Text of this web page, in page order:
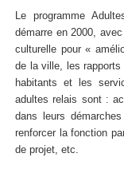
Le programme
démarre en 2000,
culturelle pour «
de la ville, les
habitants et les
adultes relais sont :
dans leurs
renforcer la fonction
de projet, etc.